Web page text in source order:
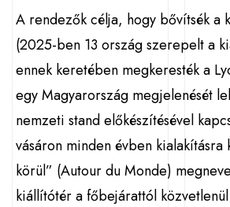
A rendezők célja, hogy bővítsék a
(2025-ben 13 ország szerepelt a
ennek keretében megkeresték a
egy Magyarország megjelenését
nemzeti stand előkészítésével
vásáron minden évben
körül” (Autour du Monde)
kiállítótér a főbejárattól